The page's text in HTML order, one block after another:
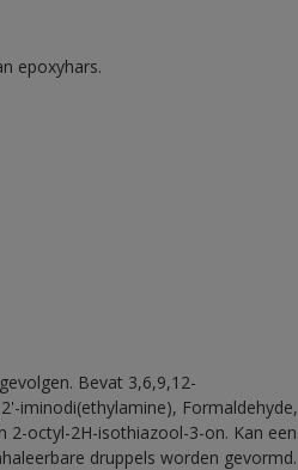
epoxyhars.
Bevat 3,6,9,12-
iminodi(ethylamine), Formaldehyde,
octyl-2H-isothiazool-3-on. Kan een
druppels worden gevormd.